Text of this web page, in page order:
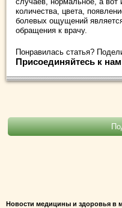
количества, цвета,
болевых ощущений
обращения к врачу.
Понравилась статья?
Присоединяйтесь к
Новости медицины и здоровья в